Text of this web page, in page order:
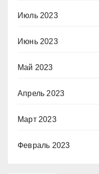
Июль 2023
Июнь 2023
Май 2023
Апрель 2023
Март 2023
Февраль 2023